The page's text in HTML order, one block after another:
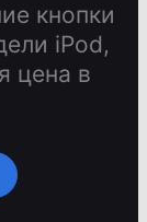
кнопки
iPod,
цена в